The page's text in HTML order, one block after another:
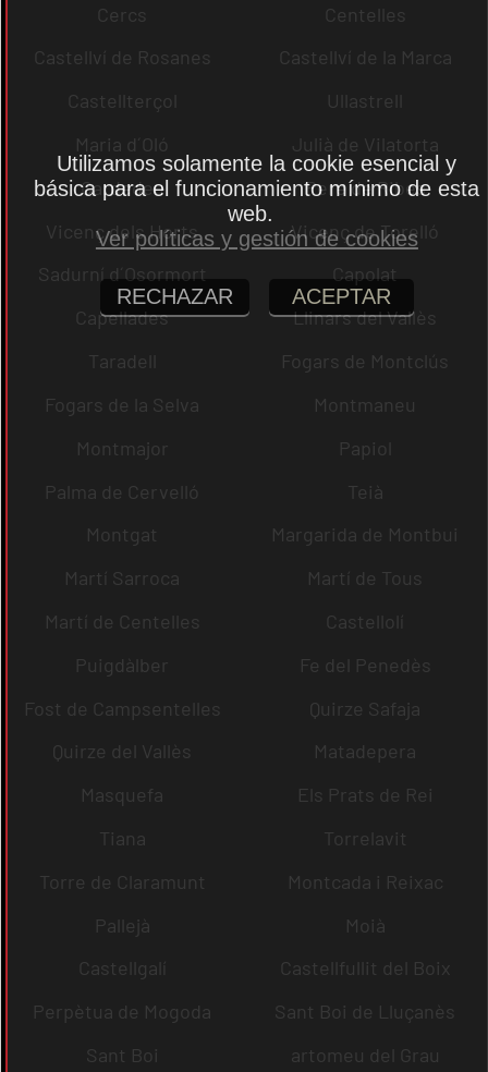
Cercs
Centelles
Castellví de Rosanes
Castellví de la Marca
Castellterçol
Ullastrell
Maria d´Oló
Julià de Vilatorta
Cardedeu
Pere de Ribes
Vicenç dels Horts
Vicenç de Torelló
Sadurní d´Osormort
Capolat
Capellades
Llinars del Vallès
Taradell
Fogars de Montclús
Fogars de la Selva
Montmaneu
Montmajor
Papiol
Palma de Cervelló
Teià
Montgat
Margarida de Montbui
Martí Sarroca
Martí de Tous
Martí de Centelles
Castellolí
Puigdàlber
Fe del Penedès
Fost de Campsentelles
Quirze Safaja
Quirze del Vallès
Matadepera
Masquefa
Els Prats de Rei
Tiana
Torrelavit
Torre de Claramunt
Montcada i Reixac
Pallejà
Moià
Castellgalí
Castellfullit del Boix
Perpètua de Mogoda
Sant Boi de Lluçanès
Sant Boi
artomeu del Grau
Utilizamos solamente la cookie esencial y
básica para el funcionamiento mínimo de esta
web.
Ver políticas y gestión de cookies
RECHAZAR ACEPTAR